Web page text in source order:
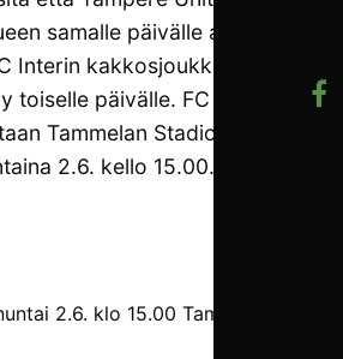
samalle päivälle aseteltu
Interin kakkosjoukkuetta
toiselle päivälle. FC Inter/2
Tammelan Stadionilla
2.6. kello 15.00.
2.6. klo 15.00 Tammelan